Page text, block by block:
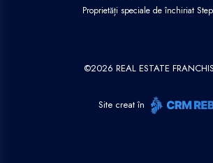
Proprietăți speciale de închiriat
©2026 REAL ESTATE
Site creat în